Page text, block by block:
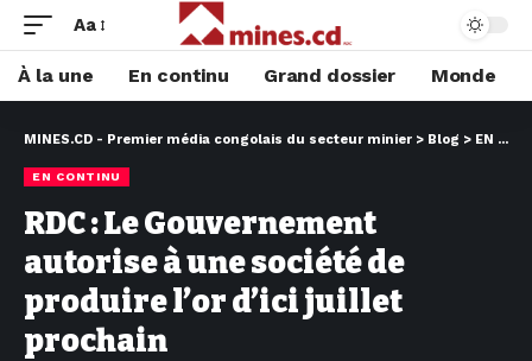
Aa
À la une En continu Grand dossier Monde
MINES.CD - Premier média congolais du secteur minier > Blog > EN CONTINU
EN CONTINU
RDC : Le Gouvernement
autorise à une société de
produire l’or d’ici juillet
prochain